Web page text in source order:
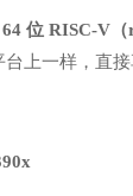
位 RISC-V
上一样，直